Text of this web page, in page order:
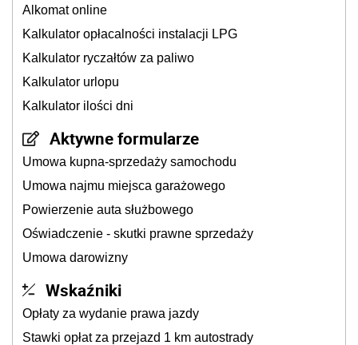
Alkomat online
Kalkulator opłacalności instalacji LPG
Kalkulator ryczałtów za paliwo
Kalkulator urlopu
Kalkulator ilości dni
Aktywne formularze
Umowa kupna-sprzedaży samochodu
Umowa najmu miejsca garażowego
Powierzenie auta służbowego
Oświadczenie - skutki prawne sprzedaży
Umowa darowizny
Wskaźniki
Opłaty za wydanie prawa jazdy
Stawki opłat za przejazd 1 km autostrady